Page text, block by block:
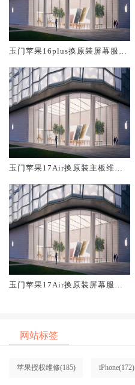
玉门苹果16plus换原装屏幕服务
玉门苹果17Air换原装主板维修
玉门苹果17Air换原装屏幕服务
网站标签
苹果授权维修(185) iPhone(172)